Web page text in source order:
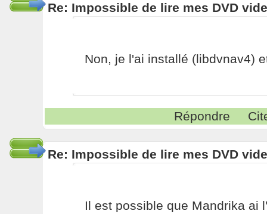
Re: Impossible de lire mes DVD
Non, je l'ai installé (libdvnav4)
Répondre
Re: Impossible de lire mes DVD
Il est possible que Mandrika ai